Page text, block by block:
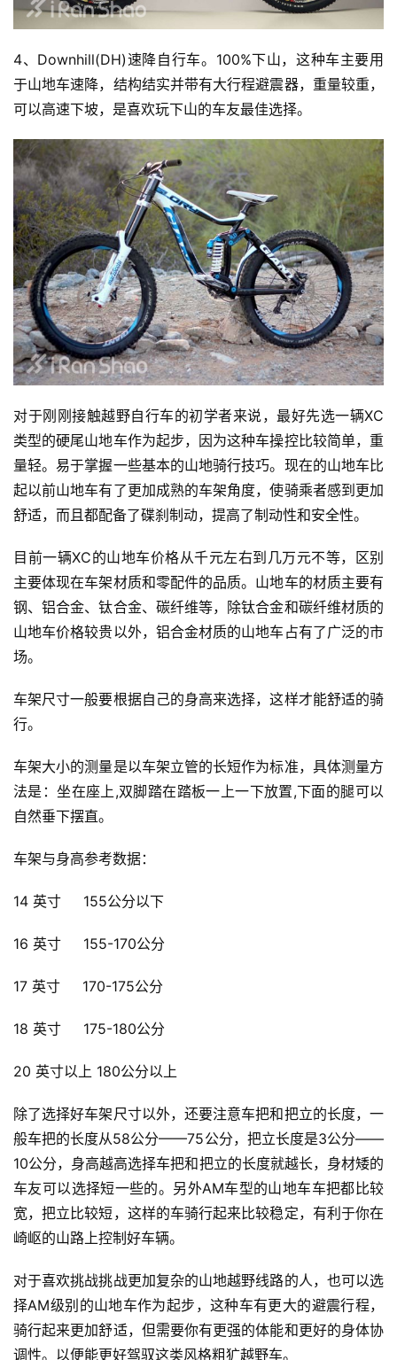
比
赛
观
察
装
训
练
4、Downhill(DH)速降自行车。100%下山，这种车主要用
于山地车速降，结构结实并带有大行程避震器，重量较重，
可以高速下坡，是喜欢玩下山的车友最佳选择。
对于刚刚接触越野自行车的初学者来说，最好先选一辆XC
类型的硬尾山地车作为起步，因为这种车操控比较简单，重
量轻。易于掌握一些基本的山地骑行技巧。现在的山地车比
起以前山地车有了更加成熟的车架角度，使骑乘者感到更加
舒适，而且都配备了碟刹制动，提高了制动性和安全性。
目前一辆XC的山地车价格从千元左右到几万元不等，区别
主要体现在车架材质和零配件的品质。山地车的材质主要有
钢、铝合金、钛合金、碳纤维等，除钛合金和碳纤维材质的
山地车价格较贵以外，铝合金材质的山地车占有了广泛的市
场。
车架尺寸一般要根据自己的身高来选择，这样才能舒适的骑
行。
车架大小的测量是以车架立管的长短作为标准，具体测量方
法是：坐在座上,双脚踏在踏板一上一下放置,下面的腿可以
自然垂下摆直。
车架与身高参考数据：
14 英寸     155公分以下
16 英寸     155-170公分
17 英寸     170-175公分
18 英寸     175-180公分
20 英寸以上 180公分以上
除了选择好车架尺寸以外，还要注意车把和把立的长度，一
般车把的长度从58公分——75公分，把立长度是3公分——
10公分，身高越高选择车把和把立的长度就越长，身材矮的
车友可以选择短一些的。另外AM车型的山地车车把都比较
宽，把立比较短，这样的车骑行起来比较稳定，有利于你在
崎岖的山路上控制好车辆。
对于喜欢挑战挑战更加复杂的山地越野线路的人，也可以选
择AM级别的山地车作为起步，这种车有更大的避震行程，
骑行起来更加舒适，但需要你有更强的体能和更好的身体协
调性。以便能更好驾驭这类风格粗犷越野车。